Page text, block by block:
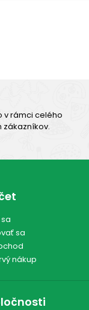
v rámci celého
sa
nákup